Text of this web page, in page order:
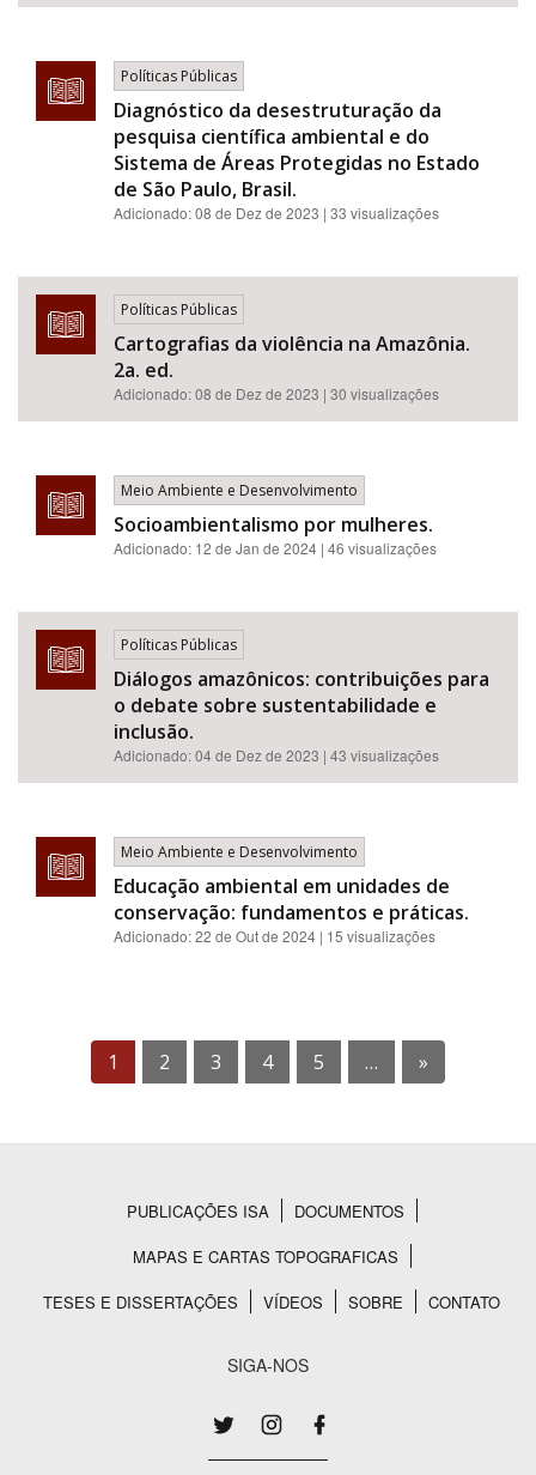
Políticas Públicas
Diagnóstico da desestruturação da
pesquisa científica ambiental e do
Sistema de Áreas Protegidas no Estado
de São Paulo, Brasil.
Adicionado:08 de Dez de 2023 | 33 visualizações
Políticas Públicas
Cartografias da violência na Amazônia.
2a. ed.
Adicionado:08 de Dez de 2023 | 30 visualizações
Meio Ambiente e Desenvolvimento
Socioambientalismo por mulheres.
Adicionado: 12 de Jan de 2024 | 46 visualizações
Políticas Públicas
Diálogos amazônicos: contribuições para
o debate sobre sustentabilidade e
inclusão.
Adicionado:04 de Dez de 2023 | 43 visualizações
Meio Ambiente e Desenvolvimento
Educação ambiental em unidades de
conservação: fundamentos e práticas.
Adicionado:22 de Out de 2024 | 15 visualizações
1 2 3 4 5 … »
Rodapé
PUBLICAÇÕES ISA
DOCUMENTOS
MAPAS E CARTAS TOPOGRAFICAS
TESES E DISSERTAÇÕES
VÍDEOS SOBRE CONTATO
SIGA-NOS